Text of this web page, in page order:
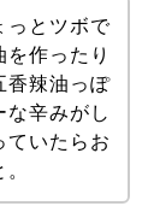
っとツボで
作ったり
香辣油っぽ
な辛みがし
いたらお